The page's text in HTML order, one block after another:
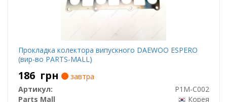
Прокладка колектора випускного DAEWOO ESPERO
(вир-во PARTS-MALL)
186 грн
завтра
Артикул:
P1M-C002
Parts Mall
Корея